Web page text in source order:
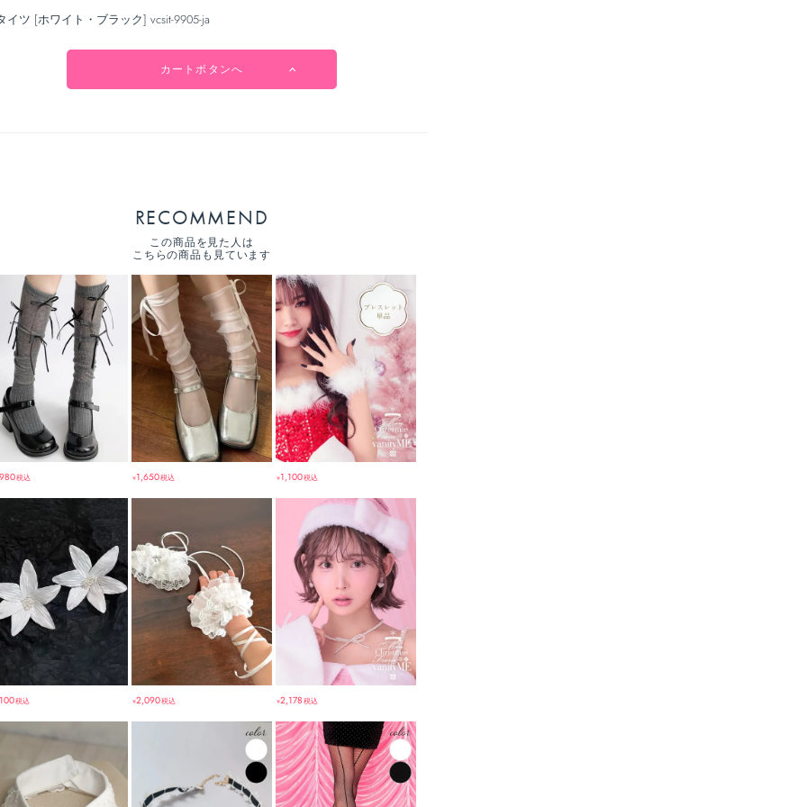
イツ [ホワイト・ブラック] vcsit-9905-ja
カートボタンへ
RECOMMEND
この商品を見た人は
こちらの商品も見ています
税込 ￥1,650税込 ￥1,100税込
税込 ￥2,090税込 ￥2,178税込